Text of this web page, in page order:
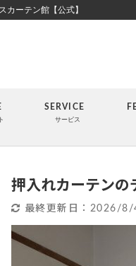
カーテン館【公式】
SERVICE
サービス
押入れカーテンの
最終更新日： 2026/8/